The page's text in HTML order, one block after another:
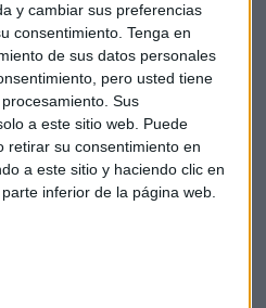
y cambiar sus preferencias
consentimiento. Tenga en
de sus datos personales
pero usted tiene
Sus
a este sitio web. Puede
retirar su consentimiento en
a este sitio y haciendo clic en
inferior de la página web.
de Inversión
bajistas en otros sectores
sugieren que el sector
diferencial.
y que me quiero quedar, y estoy
El sector bancario es